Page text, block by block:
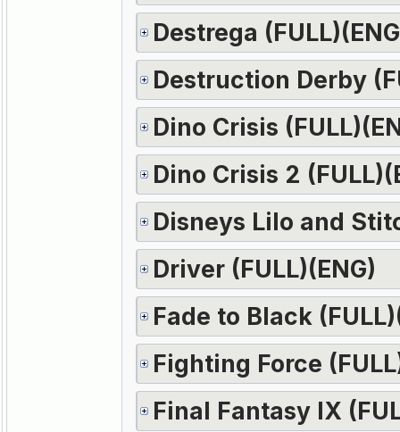
Destrega
Destruction Derby
Dino Crisis
Dino Crisis 2
Disneys Lilo and
Driver (FULL)(ENG)
Fade to Black
Fighting Force
Final Fantasy IX